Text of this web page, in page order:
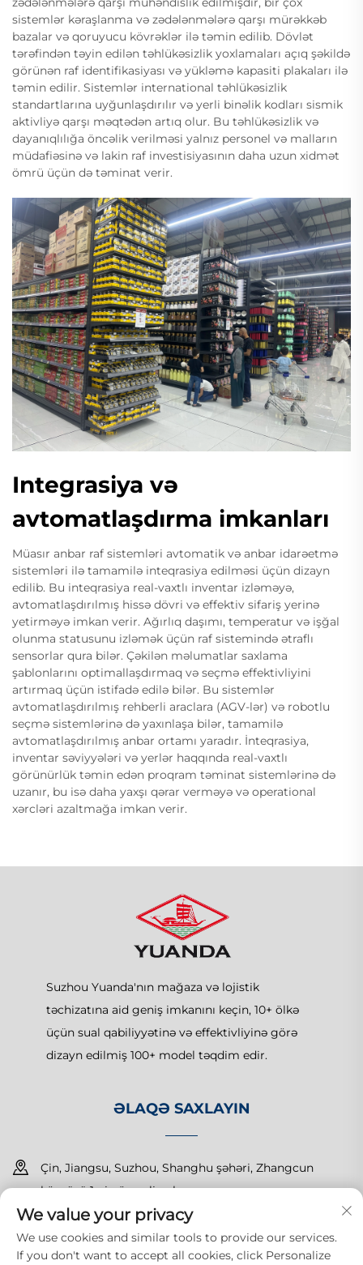
sistemlər kəraşlanma və zədələnmələrə qarşı mürəkkəb
bazalar və qoruyucu kövrəklər ilə təmin edilib. Dövlət
tərəfindən təyin edilən təhlükəsizlik yoxlamaları açıq şəkildə
görünən raf identifikasiyası və yükləmə kapasiti plakaları ilə
təmin edilir. Sistemlər international təhlükəsizlik
standartlarına uyğunlaşdırılır və yerli binəlik kodları sismik
aktivliyə qarşı məqtədən artıq olur. Bu təhlükəsizlik və
dayanıqlılığa öncəlik verilməsi yalnız personel və malların
müdafiəsinə və lakin raf investisiyasının daha uzun xidmət
ömrü üçün də təminat verir.
Integrasiya və
avtomatlaşdırma imkanları
Müasır anbar raf sistemləri avtomatik və anbar idarəetmə
sistemləri ilə tamamilə inteqrasiya edilməsi üçün dizayn
edilib. Bu inteqrasiya real-vaxtlı inventar izləməyə,
avtomatlaşdırılmış hissə dövri və effektiv sifariş yerinə
yetirməyə imkan verir. Ağırlıq daşımı, temperatur və işğal
olunma statusunu izləmək üçün raf sistemində ətraflı
sensorlar qura bilər. Çəkilən məlumatlar saxlama
şablonlarını optimallaşdırmaq və seçmə effektivliyini
artırmaq üçün istifadə edilə bilər. Bu sistemlər
avtomatlaşdırılmış rehberli araclara (AGV-lər) və robotlu
seçmə sistemlərinə də yaxınlaşa bilər, tamamilə
avtomatlaşdırılmış anbar ortamı yaradır. İnteqrasiya,
inventar səviyyələri və yerlər haqqında real-vaxtlı
görünürlük təmin edən proqram təminat sistemlərinə də
uzanır, bu isə daha yaxşı qərar verməyə və operational
xərcləri azaltmağa imkan verir.
Suzhou Yuanda'nın mağaza və lojistik
təchizatına aid geniş imkanını keçin, 10+ ölkə
üçün sual qabiliyyətinə və effektivliyinə görə
dizayn edilmiş 100+ model təqdim edir.
ƏLAQƏ SAXLAYIN
Çin, Jiangsu, Suzhou, Shanghu şəhəri, Zhangcun
körpüsü 1-ci nömrəli yol
+86-15150179453
[email protected]
We value your privacy
We use cookies and similar tools to provide our services.
If you don't want to accept all cookies, click Personalize